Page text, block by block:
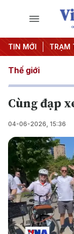
TIN MỚI TRẠM
Trung ương 3
Thế giới
Cùng đạp
04-06-2026, 15:36